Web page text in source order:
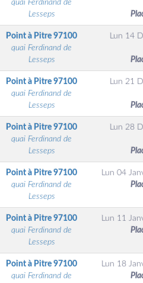
quai Ferdinand de
Lesseps
Point à Pitre97100
quai Ferdinand de
Lesseps
Lun 14
Point à Pitre97100
quai Ferdinand de
Lesseps
Lun 21
Point à Pitre97100
quai Ferdinand de
Lesseps
Lun 28
Point à Pitre97100
quai Ferdinand de
Lesseps
Lun 04
Point à Pitre97100
quai Ferdinand de
Lesseps
Lun 11
Point à Pitre97100
quai Ferdinand de
Lun 18